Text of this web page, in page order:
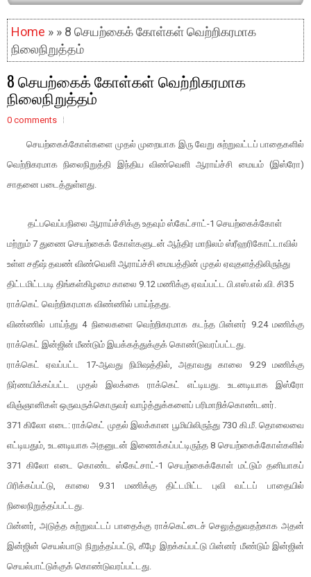
Home » » 8 செயற்கைக் கோள்கள் வெற்றிகரமாக
நிலைநிறுத்தம்
8 செயற்கைக் கோள்கள் வெற்றிகரமாக
நிலைநிறுத்தம்
0 comments
செயற்கைக்கோள்களை முதல் முறையாக இரு வேறு சுற்றுவட்டப் பாதைகளில்
வெற்றிகரமாக நிலைநிறுத்தி இந்திய விண்வெளி ஆராய்ச்சி மையம் (இஸ்ரோ)
சாதனை படைத்துள்ளது.
தட்பவெப்பநிலை ஆராய்ச்சிக்கு உதவும் ஸ்கேட்சாட்-1 செயற்கைக்கோள்
மற்றும் 7 துணை செயற்கைக் கோள்களுடன் ஆந்திர மாநிலம் ஸ்ரீஹரிகோட்டாவில்
உள்ள சதீஷ் தவண் விண்வெளி ஆராய்ச்சி மையத்தின் முதல் ஏவுதளத்திலிருந்து
திட்டமிட்டபடி திங்கள்கிழமை காலை 9.12 மணிக்கு ஏவப்பட்ட பி.எஸ்.எல்.வி. சி35
ராக்கெட் வெற்றிகரமாக விண்ணில் பாய்ந்தது.
விண்ணில் பாய்ந்து 4 நிலைகளை வெற்றிகரமாக கடந்த பின்னர் 9.24 மணிக்கு
ராக்கெட் இன்ஜின் மீண்டும் இயக்கத்துக்குக் கொண்டுவரப்பட்டது.
ராக்கெட் ஏவப்பட்ட 17-ஆவது நிமிஷத்தில், அதாவது காலை 9.29 மணிக்கு
நிர்ணயிக்கப்பட்ட முதல் இலக்கை ராக்கெட் எட்டியது. உடனடியாக இஸ்ரோ
விஞ்ஞானிகள் ஒருவருக்கொருவர் வாழ்த்துக்களைப் பரிமாறிக்கொண்டனர்.
371 கிலோ எடை: ராக்கெட் முதல் இலக்கான பூமியிலிருந்து 730 கி.மீ. தொலைவை
எட்டியதும், உடனடியாக அதனுடன் இணைக்கப்பட்டிருந்த 8 செயற்கைக்கோள்களில்
371 கிலோ எடை கொண்ட ஸ்கேட்சாட்-1 செயற்கைக்கோள் மட்டும் தனியாகப்
பிரிக்கப்பட்டு, காலை 9.31 மணிக்கு திட்டமிட்ட புவி வட்டப் பாதையில்
நிலைநிறுத்தப்பட்டது.
பின்னர், அடுத்த சுற்றுவட்டப் பாதைக்கு ராக்கெட்டைச் செலுத்துவதற்காக அதன்
இன்ஜின் செயல்பாடு நிறுத்தப்பட்டு, கீழே இறக்கப்பட்டு பின்னர் மீண்டும் இன்ஜின்
செயல்பாட்டுக்குக் கொண்டுவரப்பட்டது.